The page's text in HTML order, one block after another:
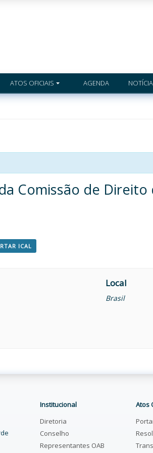
ATOS OFICIAIS AGENDA
Comissão de
ICAL
Local
Brasil
Institucional
Diretoria
Conselho
Representantes OAB
Atos